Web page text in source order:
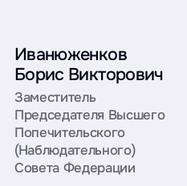
Иванюженков
Борис Викторович
Заместитель
Председателя Высшего
Попечительского
(Наблюдательного)
Совета Федерации